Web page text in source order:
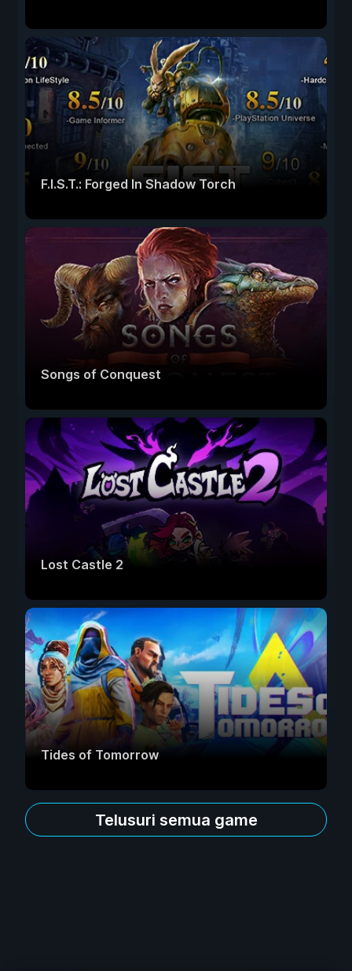
F.I.S.T.: Forged In Shadow Torch
Songs of Conquest
Lost Castle 2
Tides of Tomorrow
Telusuri semua game